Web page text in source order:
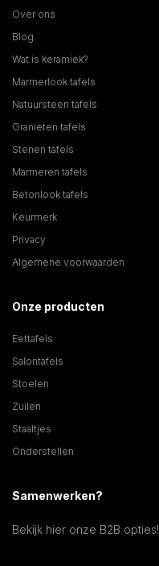
Over ons
Blog
Wat is keramiek?
Marmerlook tafels
Natuursteen tafels
Granieten tafels
Stenen tafels
Marmeren tafels
Betonlook tafels
Keurmerk
Privacy
Algemene voorwaarden
Onze producten
Eettafels
Salontafels
Stoelen
Zuilen
Staaltjes
Onderstellen
Samenwerken?
Bekijk hier onze B2B opties!